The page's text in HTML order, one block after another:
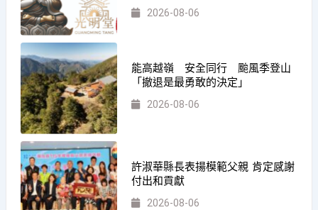
2026-08-06
能高越嶺 安全同行 颱風季登山
「撤退是最勇敢的決定」
2026-08-06
許淑華縣長表揚模範父親 肯定感謝
付出和貢獻
2026-08-06